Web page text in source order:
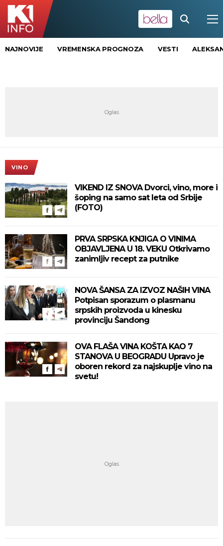
NAJNOVIJE VREMENSKA PROGNOZA VESTI
VINO
VIKEND IZ SNOVA Dvorci, vino, more i
šoping na samo sat leta od Srbije
(FOTO)
PRVA SRPSKA KNJIGA O VINIMA
OBJAVLJENA U 18. VEKU Otkrivamo
zanimljiv recept za putnike
NOVA ŠANSA ZA IZVOZ NAŠIH VINA
Potpisan sporazum o plasmanu
srpskih proizvoda u kinesku
provinciju Šandong
OVA FLAŠA VINA KOŠTA KAO 7
STANOVA U BEOGRADU Upravo je
oboren rekord za najskuplje vino na
svetu!